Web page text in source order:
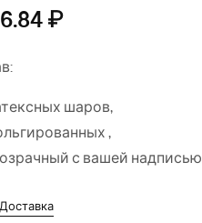
₽
шаров,
,
с вашей надписью
Доставка